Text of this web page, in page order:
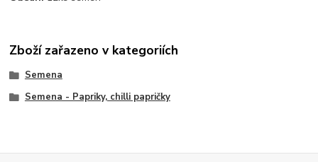
Zboží zařazeno v kategoriích
Semena
Semena - Papriky, chilli papričky